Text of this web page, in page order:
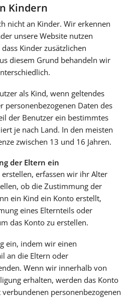
Kindern
nicht an Kinder. Wir erkennen
unsere Website nutzen
Kinder zusätzlichen
diesem Grund behandeln wir
als Kind, wenn geltendes
personenbezogenen Daten des
der Benutzer ein bestimmtes
je nach Land. In den meisten
zwischen 13 und 16 Jahren.
der Eltern ein
erfassen wir ihr Alter
ob die Zustimmung der
ein Kind ein Konto erstellt,
eines Elternteils oder
das Konto zu erstellen.
ein, indem wir einen
an die Eltern oder
Wenn wir innerhalb von
erhalten, werden das Konto
personenbezogenen